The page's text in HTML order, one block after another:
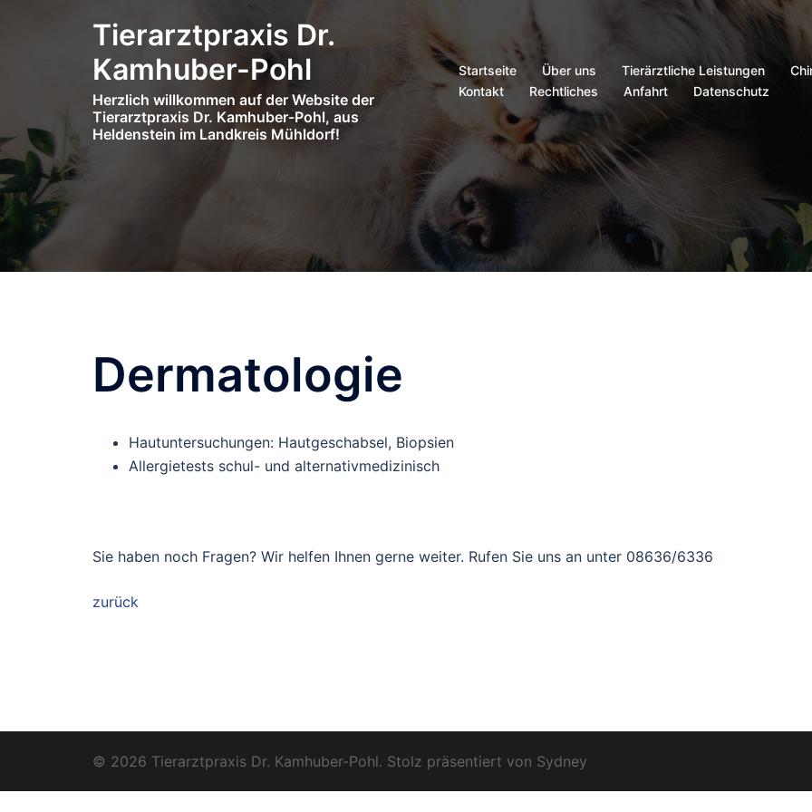
Tierarztpraxis Dr.
Kamhuber-Pohl
Herzlich willkommen auf der Website der
Tierarztpraxis Dr. Kamhuber-Pohl, aus
Heldenstein im Landkreis Mühldorf!
Startseite Über uns Tierärztliche Leistungen
Kontakt
Rechtliches Anfahrt Datenschutz
Dermatologie
Hautuntersuchungen: Hautgeschabsel, Biopsien
Allergietests schul- und alternativmedizinisch
Sie haben noch Fragen? Wir helfen Ihnen gerne weiter. Rufen Sie uns an unter 08636/6336
zurück
© 2026 Tierarztpraxis Dr. Kamhuber-Pohl. Stolz präsentiert von Sydney